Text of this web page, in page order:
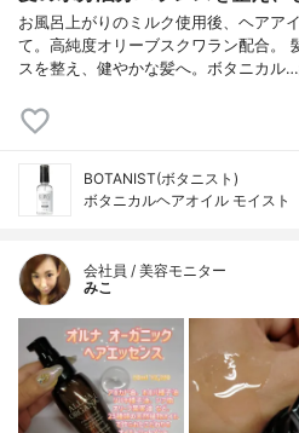
お風呂上がりのミルク使用後、ヘアア
て。高純度オリーブスクワラン配合。
スを整え、健やかな髪へ。ボタニカル…
BOTANIST(ボタニスト)
ボタニカルヘアオイル モイスト
会社員 / 美容モニター
みこ